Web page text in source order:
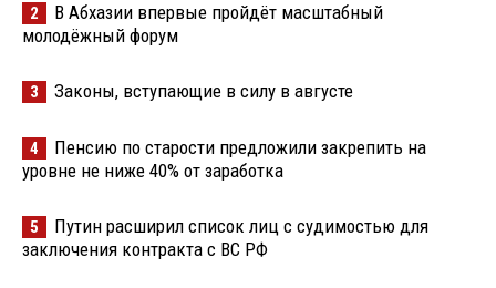
2
В Абхазии впервые пройдёт масштабный
молодёжный форум
3 Законы, вступающие в силу в августе
4
Пенсию по старости предложили закрепить на
уровне не ниже 40% от заработка
5
Путин расширил список лиц с судимостью для
заключения контракта с ВС РФ